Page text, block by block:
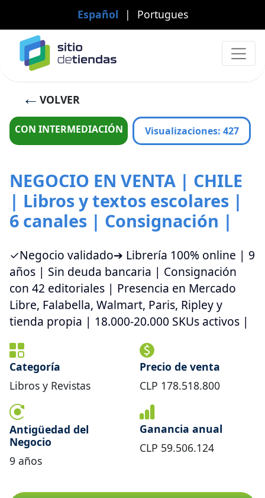
Español | Portugues
VOLVER
CON INTERMEDIACIÓN Visualizaciones: 427
NEGOCIO EN VENTA | CHILE
| Libros y textos escolares |
6 canales | Consignación |
✓Negocio validado➔ Librería 100% online | 9
años | Sin deuda bancaria | Consignación
con 42 editoriales | Presencia en Mercado
Libre, Falabella, Walmart, Paris, Ripley y
tienda propia | 18.000-20.000 SKUs activos |
Categoría
Libros y Revistas
Precio de venta
CLP 178.518.800
Antigüedad del
Negocio
9 años
Ganancia anual
CLP 59.506.124